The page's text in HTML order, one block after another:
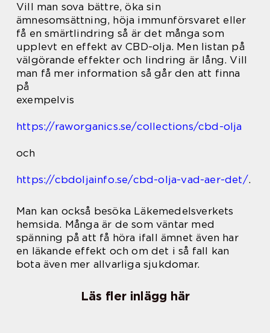
Vill man sova bättre, öka sin
ämnesomsättning, höja immunförsvaret eller
få en smärtlindring så är det många som
upplevt en effekt av CBD-olja. Men listan på
välgörande effekter och lindring är lång. Vill
man få mer information så går den att finna
på
exempelvis
https://raworganics.se/collections/cbd-olja
och
https://cbdoljainfo.se/cbd-olja-vad-aer-det/.
Man kan också besöka Läkemedelsverkets
hemsida. Många är de som väntar med
spänning på att få höra ifall ämnet även har
en läkande effekt och om det i så fall kan
bota även mer allvarliga sjukdomar.
Läs fler inlägg här